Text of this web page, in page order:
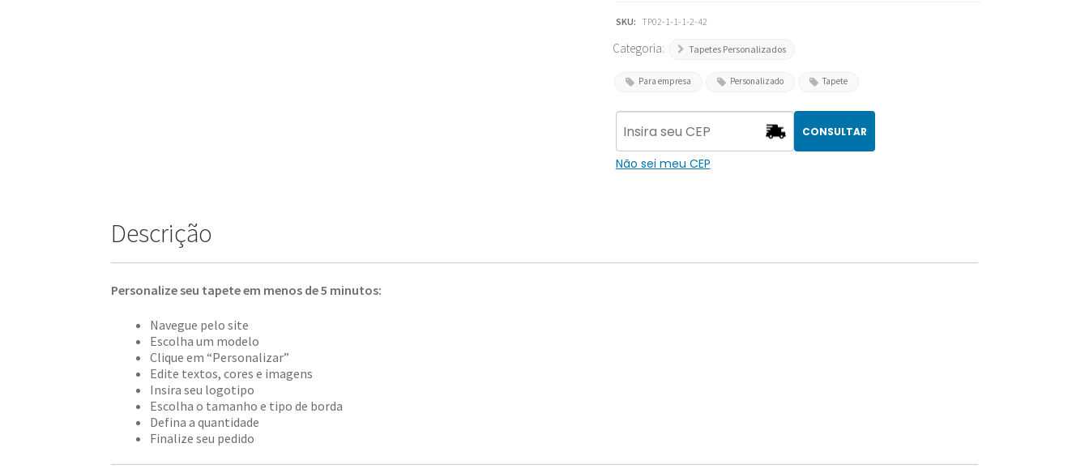
SKU: TP02-1-1-1-2-42
Categoria: Tapetes Personalizados
Para empresa Personalizado Tapete
CONSULTAR
Não sei meu CEP
Descrição
Personalize seu tapete em menos de 5 minutos:
Navegue pelo site
Escolha um modelo
Clique em “Personalizar”
Edite textos, cores e imagens
Insira seu logotipo
Escolha o tamanho e tipo de borda
Defina a quantidade
Finalize seu pedido